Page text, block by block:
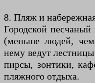
8. Пляж и
Городской
(меньше людей,
нему ведут
пирсы, зонтики,
пляжного отдыха.